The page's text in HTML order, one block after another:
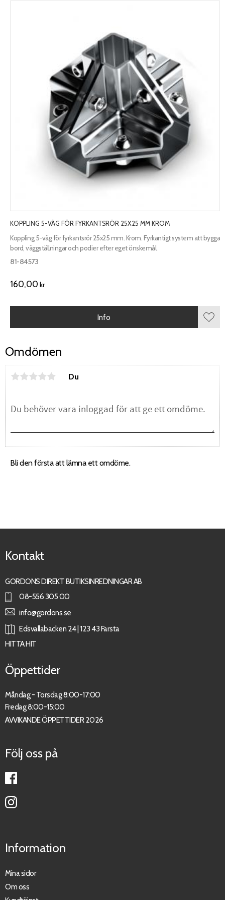
Omdömen
Du
Bli den första att lämna ett omdöme.
KOPPLING 5-VÄG FÖR FYRKANTSRÖR 25X25 MM KROM
Koppling 5-väg för fyrkantsrör 25x25 mm. Krom. Fyrkantigt system att bygga
bord, väggställningar och podier efter eget önskemål.
81-84573
160,00 kr
Info
Kontakt
GORDONS DIREKT BUTIKSINREDNINGAR AB
08-556 305 00
info@gordons.se
Edsvallabacken 24 | 123 43 Farsta
HITTA HIT
Öppettider
Måndag - Torsdag 8:00-17:00
Fredag 8:00-15:00
AVVIKANDE ÖPPETTIDER 2026
Följ oss på
Information
Mina sidor
Om oss